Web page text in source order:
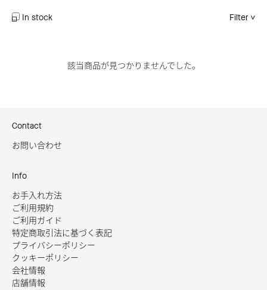
In stock Filter
該当商品が見つかりませんでした。
Contact
お問い合わせ
Info
お手入れ方法
ご利用規約
ご利用ガイド
特定商取引法に基づく表記
プライバシーポリシー
クッキーポリシー
会社情報
店舗情報